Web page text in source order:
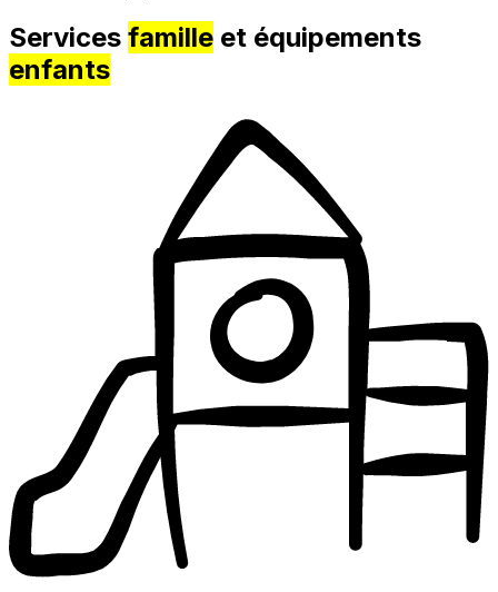
Services famille et équipements
enfants